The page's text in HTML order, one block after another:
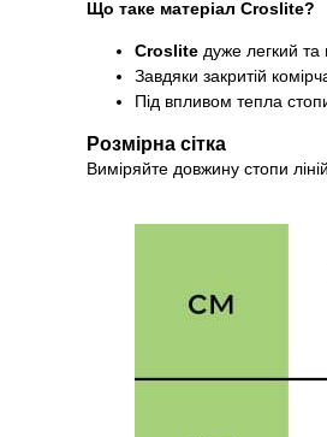
Що таке матеріал Croslite?
Croslite дуже легкий та
Завдяки закритій
Під впливом тепла
Розмірна сітка
Виміряйте довжину стопи